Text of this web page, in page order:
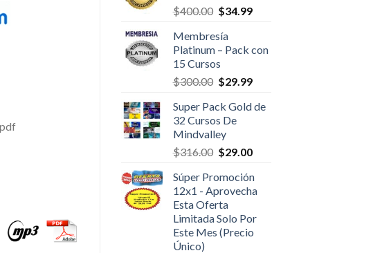
$400.00 $34.99
Membresía
Platinum – Pack con
15 Cursos
$300.00 $29.99
Super Pack Gold de
32 Cursos De
Mindvalley
$316.00 $29.00
Súper Promoción
12x1 - Aprovecha
Esta Oferta
Limitada Solo Por
Este Mes (Precio
Único)